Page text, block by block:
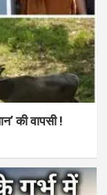
की वापसी !